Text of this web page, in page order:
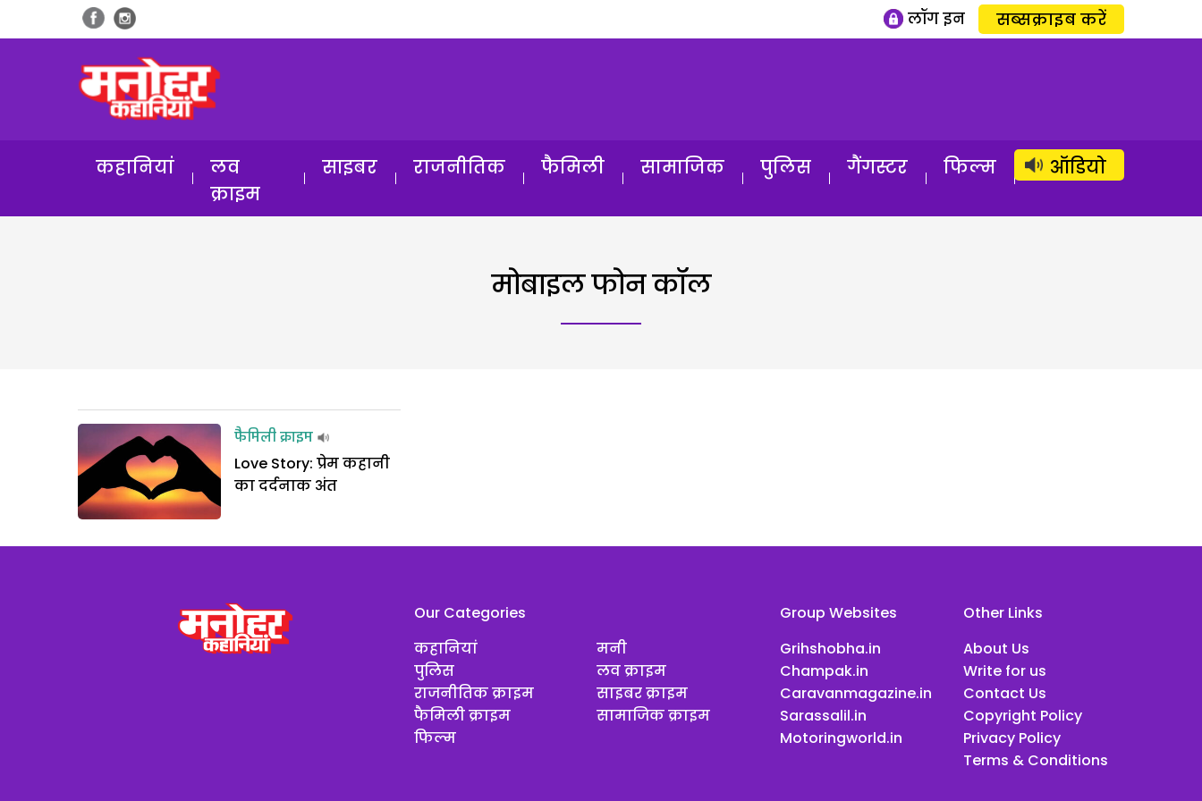
लॉग इन सब्सक्राइब करें
कहानियां
लव
क्राइम
साइबर राजनीतिक फैमिली सामाजिक पुलिस गैंगस्टर फिल्म ऑडियो
मोबाइल फोन कॉल
फैमिली क्राइम
Love Story: प्रेम कहानी
का दर्दनाक अंत
Our Categories
कहानियां
पुलिस
राजनीतिक क्राइम
फैमिली क्राइम
फिल्म
मनी
लव क्राइम
साइबर क्राइम
सामाजिक क्राइम
Group Websites
Grihshobha.in
Champak.in
Caravanmagazine.in
Sarassalil.in
Motoringworld.in
Other Links
About Us
Write for us
Contact Us
Copyright Policy
Privacy Policy
Terms & Conditions